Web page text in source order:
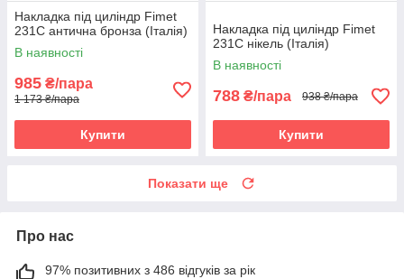
Накладка під циліндр Fimet
231C антична бронза (Італія)
В наявності
985 ₴/пара
1 173 ₴/пара
Купити
Накладка під циліндр Fimet
231C нікель (Італія)
В наявності
788 ₴/пара 938 ₴/пара
Купити
Показати ще
Про нас
97% позитивних з 486 відгуків за рік